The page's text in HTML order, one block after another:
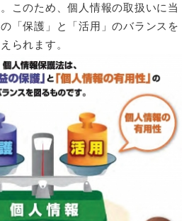
このため、個人情報の取扱いに当
「保護」と「活用」のバランスを
られます。